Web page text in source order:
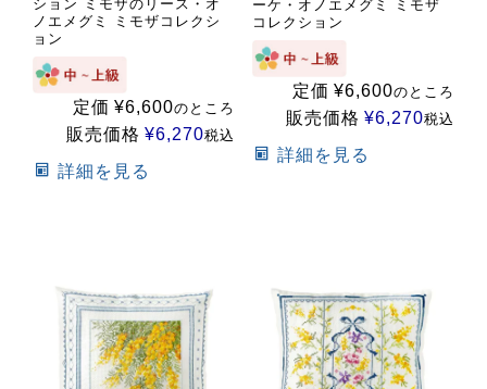
ション ミモザのリース・オ
ノエメグミ ミモザコレクシ
ョン
定価 ¥6,600のところ
販売価格 ¥6,270税込
詳細を見る
ーケ・オノエメグミ ミモザ
コレクション
定価 ¥6,600のところ
販売価格 ¥6,270税込
詳細を見る